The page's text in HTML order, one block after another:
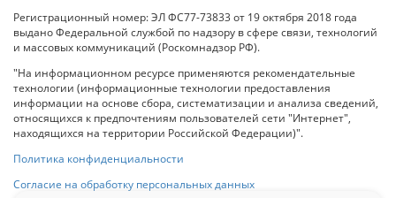
Регистрационный номер: ЭЛ ФС77-73833 от 19 октября 2018 года
выдано Федеральной службой по надзору в сфере связи, технологий
и массовых коммуникаций (Роскомнадзор РФ).
"На информационном ресурсе применяются рекомендательные
технологии (информационные технологии предоставления
информации на основе сбора, систематизации и анализа сведений,
относящихся к предпочтениям пользователей сети "Интернет",
находящихся на территории Российской Федерации)".
Политика конфиденциальности
Согласие на обработку персональных данных